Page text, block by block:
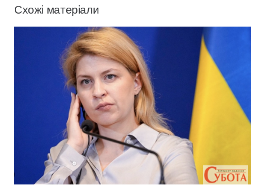
Схожі матеріали